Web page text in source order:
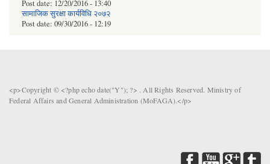
Post date: 12/20/2016 - 13:40
सामाजिक सुरक्षा कार्यविधि २०७२
Post date: 09/30/2016 - 12:19
<p>Copyright © <?php echo date("Y"); ?> . All Rights Reserved. Ministry of
Federal Affairs and General Administration (MoFAGA).</p>